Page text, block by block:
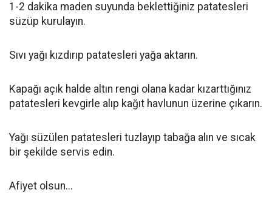
1-2 dakika maden suyunda beklettiğiniz patatesleri
süzüp kurulayın.
Sıvı yağı kızdırıp patatesleri yağa aktarın.
Kapağı açık halde altın rengi olana kadar kızarttığınız
patatesleri kevgirle alıp kağıt havlunun üzerine çıkarın.
Yağı süzülen patatesleri tuzlayıp tabağa alın ve sıcak
bir şekilde servis edin.
Afiyet olsun...